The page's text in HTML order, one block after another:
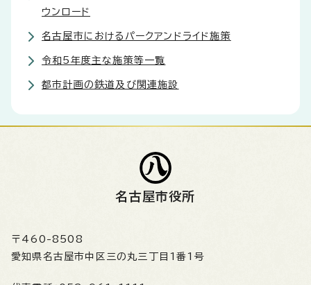
ウンロード
名古屋市におけるパークアンドライド施策
令和5年度主な施策等一覧
都市計画の鉄道及び関連施設
名古屋市役所
〒460-8508
愛知県名古屋市中区三の丸三丁目1番1号